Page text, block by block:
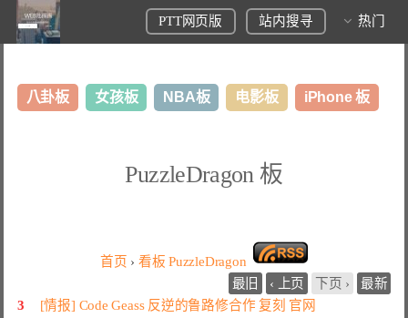
PTT网页版 站内搜寻 热门
八卦板 女孩板 NBA板 电影板 iPhone 板
PuzzleDragon 板
首页 › 看板PuzzleDragon
最旧
‹ 上页 下页 ›
最新
3
[情报] Code Geass 反逆的鲁路修合作 复刻 官网